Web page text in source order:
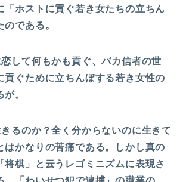
「ホストに貢ぐ若き女たちの立ちん
である。
して何もかも貢ぐ、バカ信者の世
貢ぐために立ちんぼする若き女性の
。
るのか？全く分からないのに生きて
はかなりの苦痛である。しかし真の
将棋」と云うレゴミニズムに表現さ